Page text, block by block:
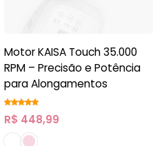
Motor KAISA Touch 35.000
RPM – Precisão e Potência
para Alongamentos
R$ 448,99